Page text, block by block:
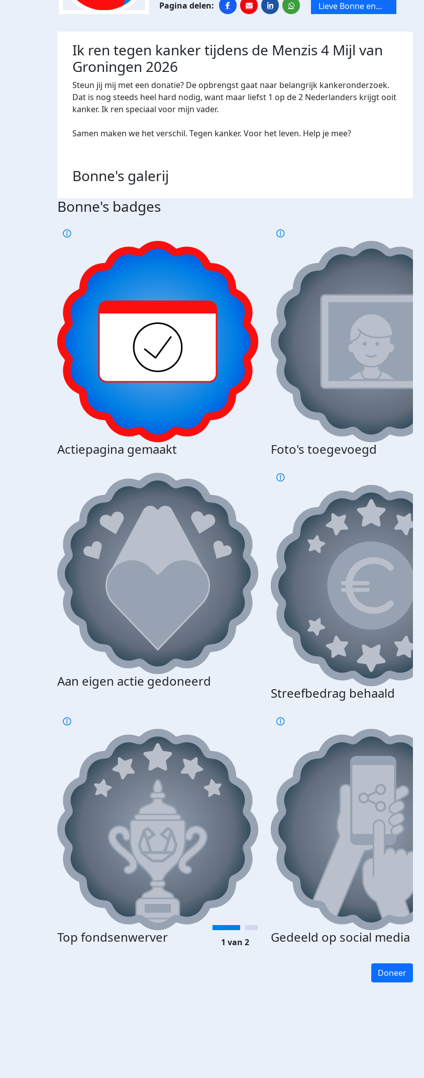
Lieve Bonne en
Safien rennen
Ik ren tegen kanker tijdens de Menzis 4 Mijl van
Groningen 2026
Steun jij mij met een donatie? De opbrengst gaat naar belangrijk kankeronderzoek.
Dat is nog steeds heel hard nodig, want maar liefst 1 op de 2 Nederlanders krijgt ooit
kanker. Ik ren speciaal voor mijn vader.
Samen maken we het verschil. Tegen kanker. Voor het leven. Help je mee?
Bonne's galerij
Bonne's badges
Actiepagina gemaakt Foto's toegevoegd
Aan eigen actie gedoneerd
Streefbedrag behaald
Top fondsenwerver Gedeeld op social media
1 van 2
Doneer